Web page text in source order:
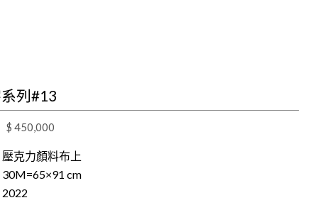
列#13
$ 450,000
壓克力顏料布上
30M=65×91 cm
2022